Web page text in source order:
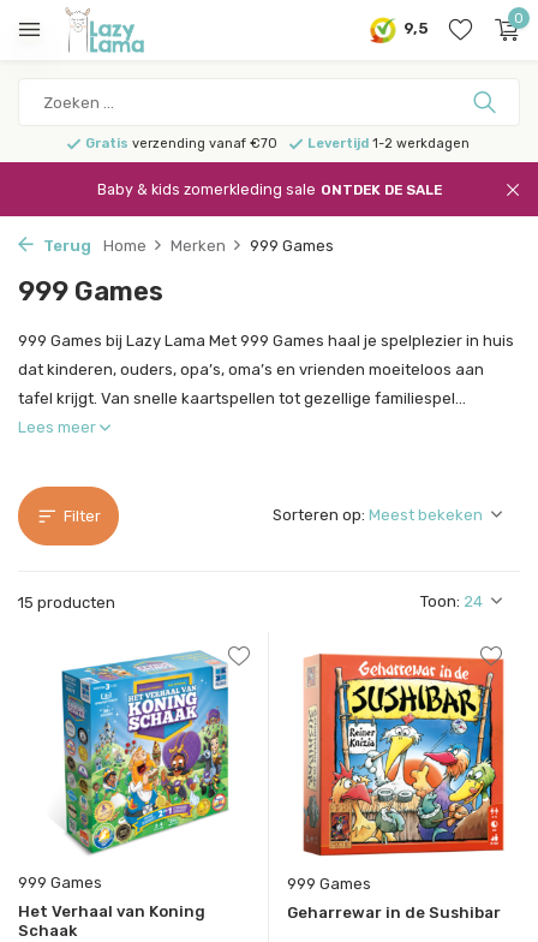
9,5
0
Gratis verzending vanaf €70 Levertijd1-2 werkdagen
Baby & kids zomerkleding sale ONTDEK DE SALE
Terug Home Merken 999 Games
999 Games
999 Games bij Lazy Lama Met 999 Games haal je spelplezier in huis
dat kinderen, ouders, opa’s, oma’s en vrienden moeiteloos aan
tafel krijgt. Van snelle kaartspellen tot gezellige familiespel...
Lees meer
Filter
15 producten Toon:
Sorteren op:
999 Games
Het Verhaal van Koning
Schaak
999 Games
Geharrewar in de Sushibar